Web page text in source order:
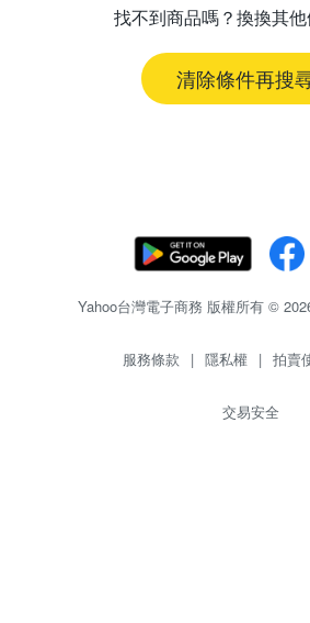
找不到商品嗎？換換其他
清除條件再搜
Yahoo台灣電子商務 版權所有 ©
服務條款 | 隱私權 | 拍賣
交易安全